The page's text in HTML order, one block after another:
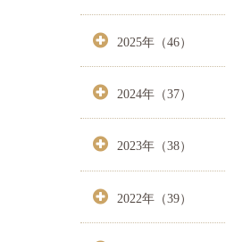
2025年（46）
2024年（37）
2023年（38）
2022年（39）